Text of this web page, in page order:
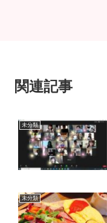
関連記事
未分類
未分類